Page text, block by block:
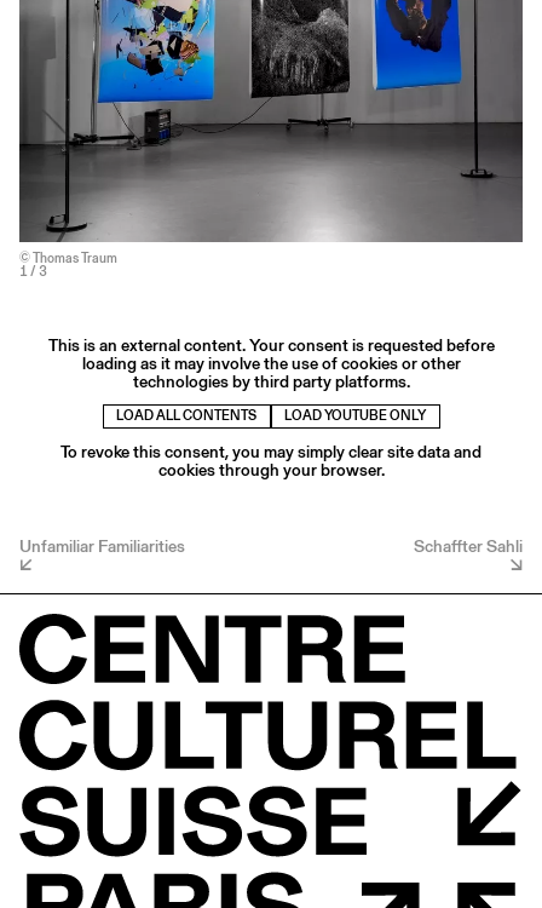
© Thomas Traum
1 / 3
This is an external content. Your consent is requested before
loading as it may involve the use of cookies or other
technologies by third party platforms.
LOAD ALL CONTENTS LOAD YOUTUBE ONLY
To revoke this consent, you may simply clear site data and
cookies through your browser.
Unfamiliar Familiarities Schaffter Sahli